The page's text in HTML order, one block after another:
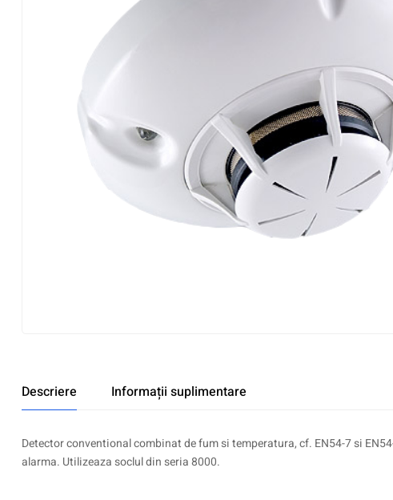
Descriere Informații suplimentare
Detector conventional combinat de fum si temperatura, cf. EN54-7 si
alarma. Utilizeaza soclul din seria 8000.